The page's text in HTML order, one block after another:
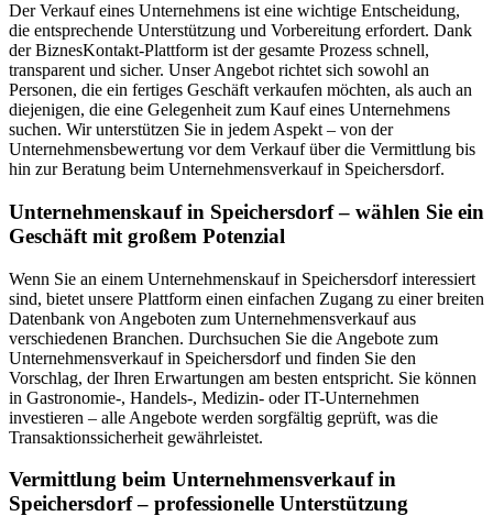
Der Verkauf eines Unternehmens ist eine wichtige Entscheidung,
die entsprechende Unterstützung und Vorbereitung erfordert. Dank
der BiznesKontakt-Plattform ist der gesamte Prozess schnell,
transparent und sicher. Unser Angebot richtet sich sowohl an
Personen, die ein fertiges Geschäft verkaufen möchten, als auch an
diejenigen, die eine Gelegenheit zum Kauf eines Unternehmens
suchen. Wir unterstützen Sie in jedem Aspekt – von der
Unternehmensbewertung vor dem Verkauf über die Vermittlung bis
hin zur Beratung beim Unternehmensverkauf in Speichersdorf.
Unternehmenskauf in Speichersdorf – wählen Sie ein
Geschäft mit großem Potenzial
Wenn Sie an einem Unternehmenskauf in Speichersdorf interessiert
sind, bietet unsere Plattform einen einfachen Zugang zu einer breiten
Datenbank von Angeboten zum Unternehmensverkauf aus
verschiedenen Branchen. Durchsuchen Sie die Angebote zum
Unternehmensverkauf in Speichersdorf und finden Sie den
Vorschlag, der Ihren Erwartungen am besten entspricht. Sie können
in Gastronomie-, Handels-, Medizin- oder IT-Unternehmen
investieren – alle Angebote werden sorgfältig geprüft, was die
Transaktionssicherheit gewährleistet.
Vermittlung beim Unternehmensverkauf in
Speichersdorf – professionelle Unterstützung